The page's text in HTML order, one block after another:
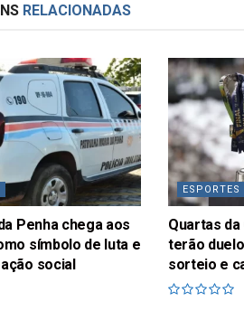
RELACIONADAS
Penha chega aos
símbolo de luta e
social
ESPORTES
Quartas da
terão
sorteio e